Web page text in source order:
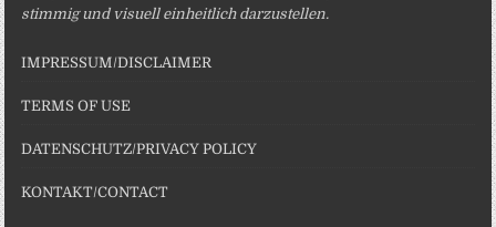
stimmig und visuell einheitlich darzustellen.
IMPRESSUM/DISCLAIMER
TERMS OF USE
DATENSCHUTZ/PRIVACY POLICY
KONTAKT/CONTACT